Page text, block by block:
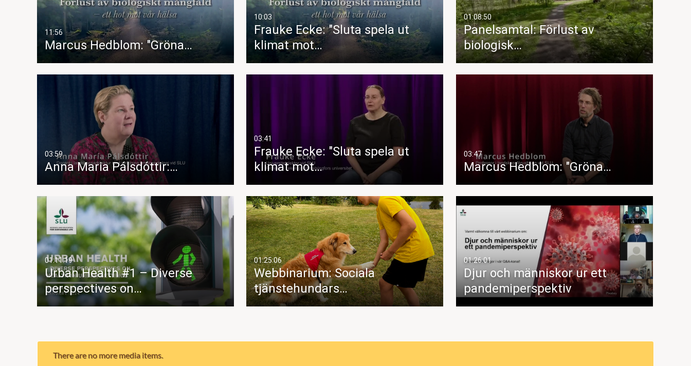
11:56
Marcus Hedblom: "Gröna…
10:03
Frauke Ecke: "Sluta spela ut
klimat mot…
01:08:50
Panelsamtal: Förlust av
biologisk…
03:59
Anna Maria Pálsdóttir:…
03:41
Frauke Ecke: "Sluta spela ut
klimat mot…
03:47
Marcus Hedblom: "Gröna…
01:11:19
Urban Health #1 – Diverse
perspectives on…
01:25:06
Webbinarium: Sociala
tjänstehundars…
01:26:01
Djur och människor ur ett
pandemiperspektiv
There are no more media items.